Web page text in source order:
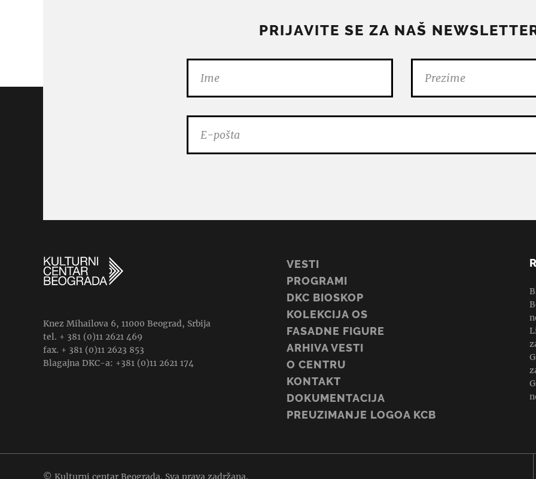
PRIJAVITE SE ZA NAŠ
Knez Mihailova 6, 11000 Beograd, Srbija
tel. + 381 (0)11 2621 469
fax. + 381 (0)11 2623 853
Blagajna DKC-a: +381 (0)11 2621 174
VESTI
PROGRAMI
DKC BIOSKOP
KOLEKCIJA OS
FASADNE FIGURE
ARHIVA VESTI
O CENTRU
KONTAKT
DOKUMENTACIJA
PREUZIMANJE LOGOA KCB
© Kulturni centar Beograda. Sva prava zadržana.